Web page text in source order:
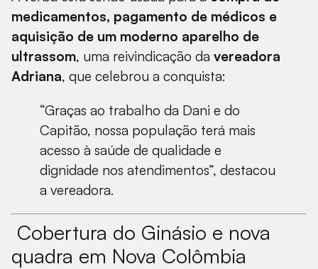
medicamentos, pagamento de médicos e
aquisição de um moderno aparelho de
ultrassom, uma reivindicação da vereadora
Adriana, que celebrou a conquista:
“Graças ao trabalho da Dani e do
Capitão, nossa população terá mais
acesso à saúde de qualidade e
dignidade nos atendimentos”, destacou
a vereadora.
Cobertura do Ginásio e nova
quadra em Nova Colômbia